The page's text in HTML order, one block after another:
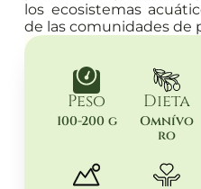
los ecosistemas
de las comunidades de
Peso
100-200 g
Dieta
Omnívo
ro